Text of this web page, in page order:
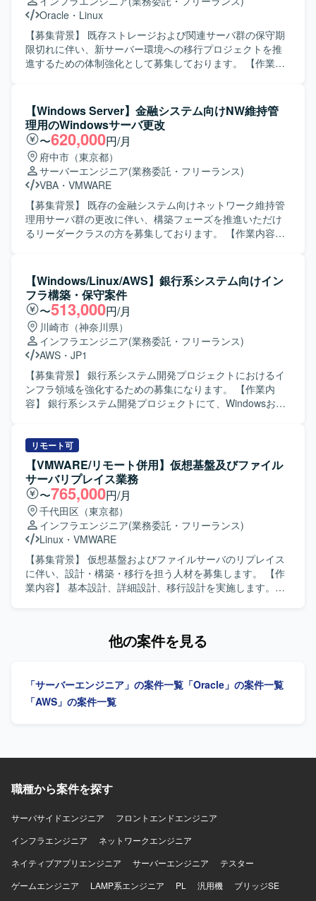
MaxGaugeやOracleDB、vSphere、Zabbix、Veeamなどを
用いたシステム基盤の構築・運用設計・監視設計・バック
アップ設計を推進していただきます。 【求める人物像】 主
体的に業務を推進し、自ら課題を抽出・改善提案ができる
方を求めています。関係者との円滑なコミュニケーション
内容の説明など、丁寧かつ論理的な説明ができる方を歓迎
いたします。 【ポジションの魅力】 大規模かつ長期にわた
る基幹的な社内システム基盤刷新に携わることで、インフ
ラ設計から運用設計、監視、バックアップまで幅広い経験
を積むことができます。MaxGaugeやZabbix、vSphere、
Veeamといったプロダクトを活用した実践的なスキルを高
められるとともに、大手企業の基盤更改プロジェクトにお
ける上流から下流までの一連の工程を経験できる点が魅力
です。 【開発環境】 MaxGauge OracleDB
vSphere（ESXi） Zabbix Veeam HYCU VCF Operations for
Oracle ・ Linux
【募集背景】 既存ストレージおよび関連サーバ群の保守期
限切れに伴い、新サーバー環境への移行プロジェクトを推
進するための体制強化として募集しております。 【作業内
続などの物理作業を含むサーバ基盤の構築、サーバミドル
ウェア（クラスタ構成など）の設計変更、Oracleデータベ
ース環境の整備、バックアップ処理の設計・設定を担当し
て頂きます。加えて、システム全体の観点で移行計画およ
び手順書の整理を行い、機能試験・障害試験・性能試験の
計画立案と実施、ならびに本番環境への移行作業まで一連
の工程をご担当頂きます。 【求める人物像】 インフラ全体
を俯瞰しながら、自ら課題を整理し設計や手順に落とし込
める方を求めております。不足しているスキルについて
も、指導を受けながら主体的にキャッチアップし、着実に
協調性を持ってプロジェクトを推進して頂ける方を歓迎い
たします。 【ポジションの魅力】 ストレージ更改からサー
バ、ミドルウェア、データベースまでを含む大規模なイン
フラ更改プロジェクトに参画して頂けます。設計変更から
試験、移行実施まで一通りの工程を経験できるため、イン
フラエンジニアとしてのスキルセットを広く深く強化して
頂ける環境です。将来的なリーダーや上流工程へのステッ
プアップを目指す方にも、実務を通じて経験を積める案件
となっております。 【開発環境】 Linuxベースのサーバ環
境上で、ストレージおよびクラスタミドルウェア、Oracle
バ群で構成されたシステム全体の設計・構築・移行を行っ
て頂きます。
【Windows Server】金融システム向けNW維持管
理用のWindowsサーバ更改
〜620,000円/月
府中市（東京都）
サーバーエンジニア(業務委託・フリーランス)
VBA ・ VMWARE
【募集背景】 既存の金融システム向けネットワーク維持管
理用サーバ群の更改に伴い、構築フェーズを推進いただけ
るリーダークラスの方を募集しております。 【作業内容】
しており、構築フェーズから参画いただきます。具体的に
は、ネットワークを監視するオンプレ監視サーバの更改対
応、オンプレのCAサーバおよびFTPサーバの仮想化と更改
対応、ネットワーク機器の構成管理を行うアプライアンス
サーバをWindows Server 2025上で構築し、コンフィグ管
理やリソース管理が適切に行えるよう設定・検証を実施し
ていただきます。 【求める人物像】 チームの中心となって
周囲とコミュニケーションを取りながら、構築フェーズを
主体的に推進いただける方を求めております。課題発生時
にも落ち着いて状況整理を行い、関係者と連携しながら解
理基盤の更改に携わることで、大規模かつ高信頼性が求め
られる環境でのサーバ構築経験を積むことができます。複
数サーバの更改を横断的にリードすることで、リーダーと
しての経験値を高めつつ、監視サーバや仮想基盤、ネット
ワーク構成管理といった幅広い技術領域に触れていただけ
ます。 【開発環境】 Windows Server 2016/2025を中心と
したオンプレミス環境、および仮想基盤上でのサーバ構築
環境を想定しております。監視サーバや構成管理用アプラ
イアンスサーバなど、ネットワーク維持管理に関わる各種
サーバ群を対象に構築・設定・検証を行っていただきま
す。
【Windows/Linux/AWS】銀行系システム向けイン
フラ構築・保守案件
〜513,000円/月
川崎市（神奈川県）
インフラエンジニア(業務委託・フリーランス)
AWS ・ JP1
【募集背景】 銀行系システム開発プロジェクトにおけるイ
ンフラ領域を強化するための募集になります。 【作業内
容】 銀行系システム開発プロジェクトにて、Windowsおよ
Systemwalker、Symfowareなどのミドルウェアを用いた環
境の構築や運用も行っていただきます。 【求める人物像】
周囲と連携しながら主体的に業務を進めていただける方を
求めています。技術面に加えてコミュニケーション力を発
揮し、プロジェクトメンバーと円滑に情報共有や調整がで
きる方が望ましいです。 【ポジションの魅力】 銀行系シス
テムという大規模かつミッションクリティカルな領域で、
インフラ設計から構築、保守まで一連の工程に関わること
ができます。WindowsやLinuxに加え、AWSや各種ミドルウ
ェアの知見を深めながら、インフラエンジニアとしてのス
キルセットを幅広く強化していただけます。 【開発環境】
リモート可
【VMWARE/リモート併用】仮想基盤及びファイル
サーバリプレイス業務
〜765,000円/月
千代田区（東京都）
インフラエンジニア(業務委託・フリーランス)
Linux ・ VMWARE
【募集背景】 仮想基盤およびファイルサーバのリプレイス
に伴い、設計・構築・移行を担う人材を募集します。 【作
業内容】 基本設計、詳細設計、移行設計を実施します。仮
スクに取り組める方を求めています。周囲と良質なコミュ
試験まで一連の工程に携わることができます。 【開発環
境】 vSphere、Linux、Windows、VLAN、ルーティング、
他の案件を見る
「サーバーエンジニア」の案件一覧 「Oracle」の案件一覧
「AWS」の案件一覧
職種から案件を探す
サーバサイドエンジニア
フロントエンドエンジニア
インフラエンジニア
ネットワークエンジニア
ネイティブアプリエンジニア
サーバーエンジニア
テスター
ゲームエンジニア
LAMP系エンジニア PL 汎用機
ブリッジSE